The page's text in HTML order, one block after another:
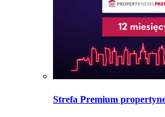
Strefa Premium